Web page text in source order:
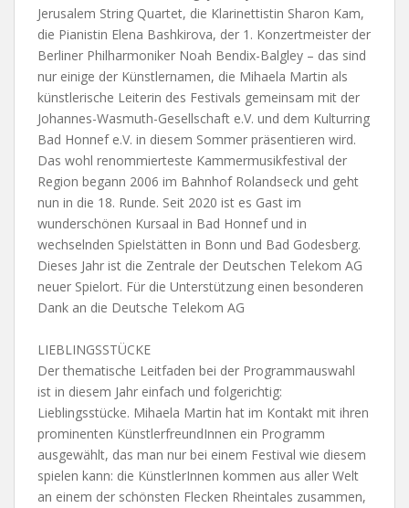
Jerusalem String Quartet, die Klarinettistin Sharon Kam,
die Pianistin Elena Bashkirova, der 1. Konzertmeister der
Berliner Philharmoniker Noah Bendix-Balgley – das sind
nur einige der Künstlernamen, die Mihaela Martin als
künstlerische Leiterin des Festivals gemeinsam mit der
Johannes-Wasmuth-Gesellschaft e.V. und dem Kulturring
Bad Honnef e.V. in diesem Sommer präsentieren wird.
Das wohl renommierteste Kammermusikfestival der
Region begann 2006 im Bahnhof Rolandseck und geht
nun in die 18. Runde. Seit 2020 ist es Gast im
wunderschönen Kursaal in Bad Honnef und in
wechselnden Spielstätten in Bonn und Bad Godesberg.
Dieses Jahr ist die Zentrale der Deutschen Telekom AG
neuer Spielort. Für die Unterstützung einen besonderen
Dank an die Deutsche Telekom AG
LIEBLINGSSTÜCKE
Der thematische Leitfaden bei der Programmauswahl
ist in diesem Jahr einfach und folgerichtig:
Lieblingsstücke. Mihaela Martin hat im Kontakt mit ihren
prominenten KünstlerfreundInnen ein Programm
ausgewählt, das man nur bei einem Festival wie diesem
spielen kann: die KünstlerInnen kommen aus aller Welt
an einem der schönsten Flecken Rheintales zusammen,